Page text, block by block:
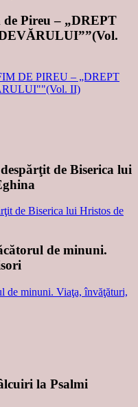
Pireu – „DREPT
de Biserica lui
de minuni.
la Psalmi